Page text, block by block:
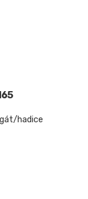
hadice